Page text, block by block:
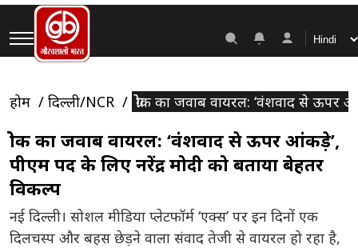
होम दिल्ली/NCR ग्रोेक का जवाब वायरल: ‘वंशवाद से ऊपर
ग्रोेक का जवाब वायरल: ‘वंशवाद से ऊपर आंकड़े’,
पीएम पद के लिए नरेंद्र मोदी को बताया बेहतर
विकल्प
नई दिल्ली। सोशल मीडिया प्लेटफॉर्म ‘एक्स’ पर इन दिनों एक
दिलचस्प और बहस छेड़ने वाला संवाद तेजी से वायरल हो रहा है,